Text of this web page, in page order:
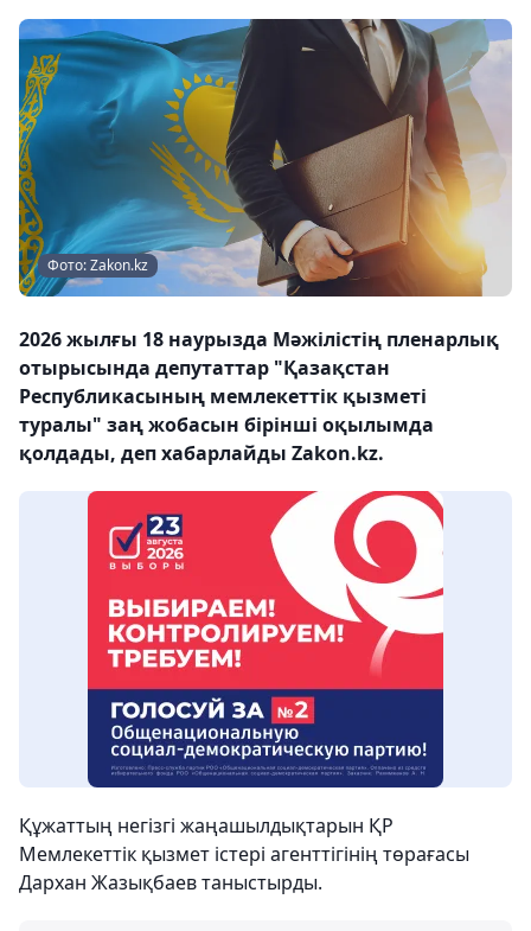
Фото: Zakon.kz
2026 жылғы 18 наурызда Мәжілістің пленарлық
отырысында депутаттар "Қазақстан
Республикасының мемлекеттік қызметі
туралы" заң жобасын бірінші оқылымда
қолдады, деп хабарлайды Zakon.kz.
Құжаттың негізгі жаңашылдықтарын ҚР
Мемлекеттік қызмет істері агенттігінің төрағасы
Дархан Жазықбаев таныстырды.